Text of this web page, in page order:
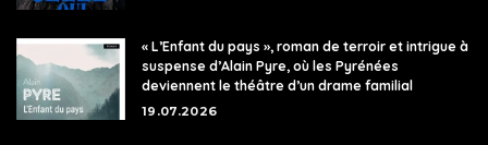
« L’Enfant du pays », roman de terroir et intrigue à
suspense d’Alain Pyre, où les Pyrénées
deviennent le théâtre d’un drame familial
19.07.2026